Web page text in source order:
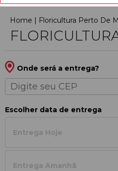
Home | Floricultura Perto De
Onde será a entrega?
Escolher data de entrega
Entrega Hoje
Entrega Amanh